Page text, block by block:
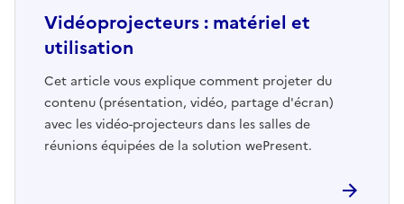
Vidéoprojecteurs : matériel et
utilisation
Cet article vous explique comment projeter du
contenu (présentation, vidéo, partage d'écran)
avec les vidéo-projecteurs dans les salles de
réunions équipées de la solution wePresent.